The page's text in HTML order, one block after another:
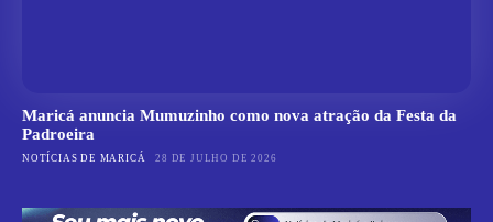
Maricá anuncia Mumuzinho como nova atração da Festa da
Padroeira
NOTÍCIAS DE MARICÁ 28 DE JULHO DE 2026